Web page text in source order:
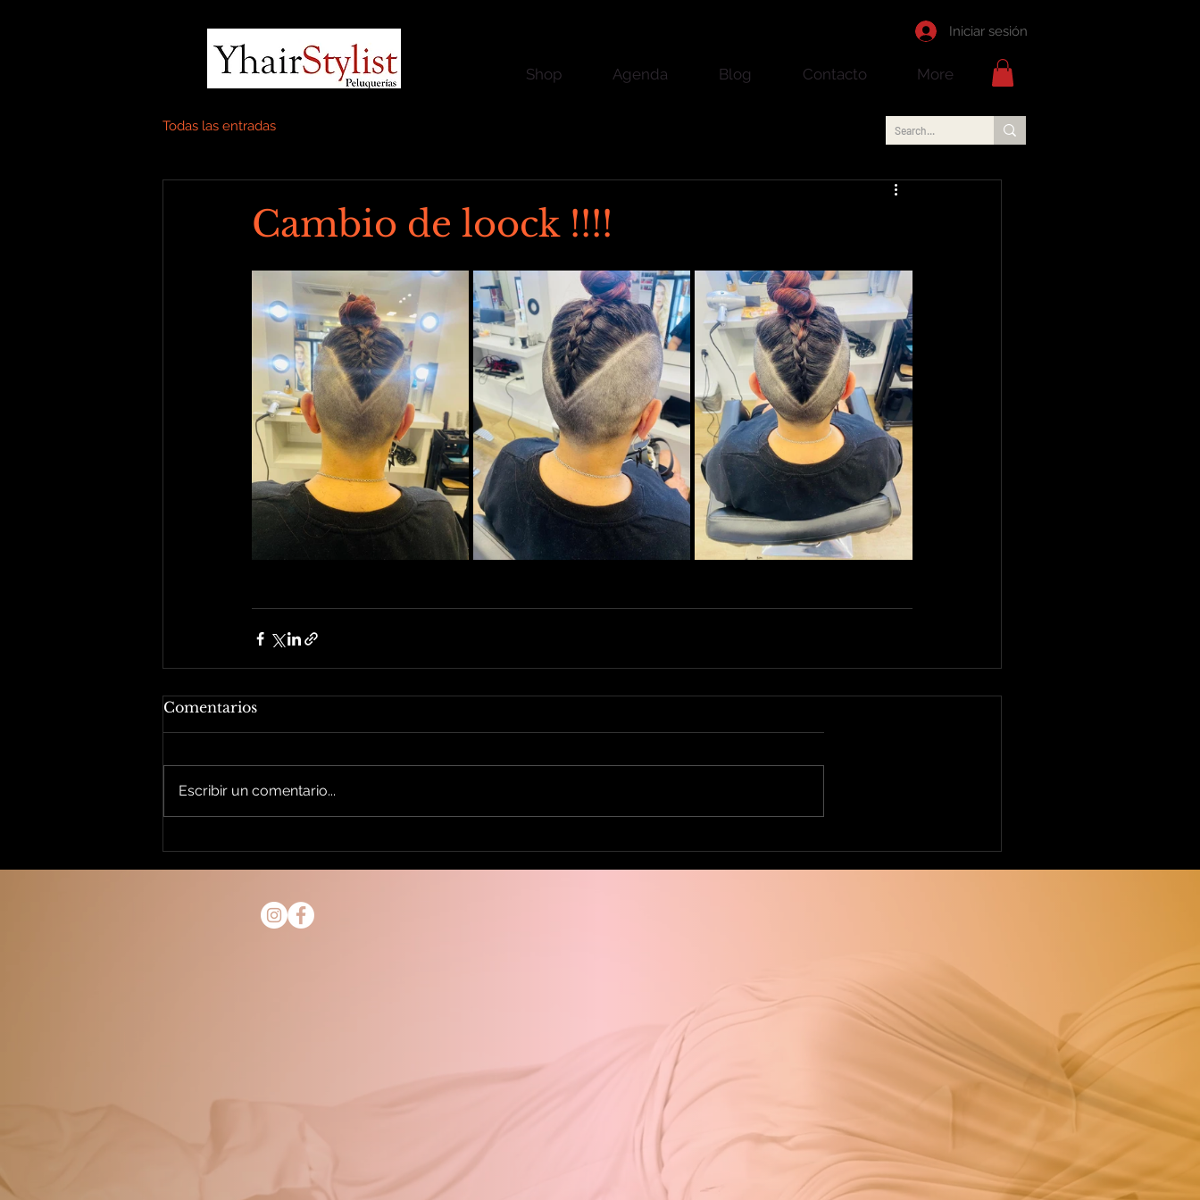
Iniciar sesión
Shop Agenda Blog Contacto More
Todas las entradas
Cambio de loock !!!!
Comentarios
Escribir un comentario...